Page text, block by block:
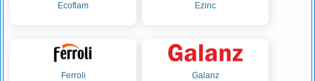
Ecoflam Ezinc
Ferroli Galanz